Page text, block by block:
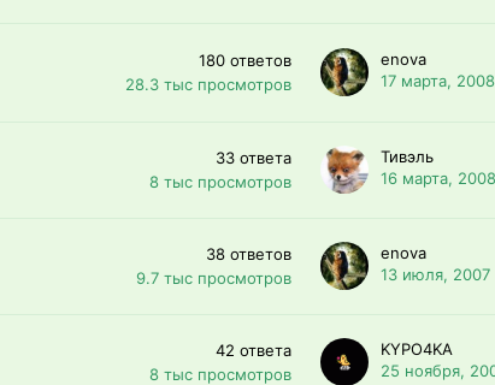
180 ответов
28.3 тыс просмотров
enova
17 марта, 2008
33 ответа
8 тыс просмотров
Тивэль
16 марта, 2008
38 ответов
9.7 тыс просмотров
enova
13 июля, 2007
42 ответа
8 тыс просмотров
KYPO4KA
25 ноября,